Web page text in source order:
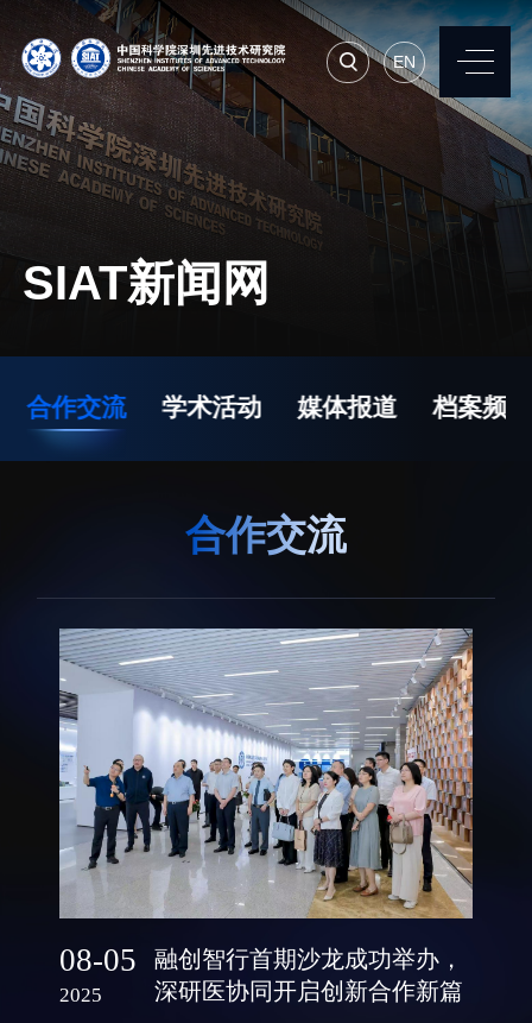
EN
常用系统 人才招聘 联系我们
机构简介
院长寄语
现任领导
研究队伍
通知公告
先进集成技术研究所
生物医学与健康工程研
生物医药与技术研究所
材料人工智能研究所
碳中和技术研究所
科学仪器所（筹）
先进电子材料研究所
人才概况
综合处
科研管理处
SIAT新闻网
合作交流 学术活动 媒体报道 档案频道
合作交流
08-05
2025
融创智行首期沙龙成功举办，
深研医协同开启创新合作新篇